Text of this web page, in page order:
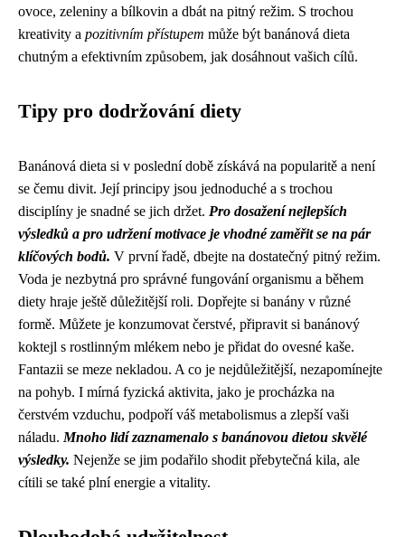
ovoce, zeleniny a bílkovin a dbát na pitný režim. S trochou
kreativity a pozitivním přístupem může být banánová dieta
chutným a efektivním způsobem, jak dosáhnout vašich cílů.
Tipy pro dodržování diety
Banánová dieta si v poslední době získává na popularitě a není
se čemu divit. Její principy jsou jednoduché a s trochou
disciplíny je snadné se jich držet. Pro dosažení nejlepších
výsledků a pro udržení motivace je vhodné zaměřit se na pár
klíčových bodů. V první řadě, dbejte na dostatečný pitný režim.
Voda je nezbytná pro správné fungování organismu a během
diety hraje ještě důležitější roli. Dopřejte si banány v různé
formě. Můžete je konzumovat čerstvé, připravit si banánový
koktejl s rostlinným mlékem nebo je přidat do ovesné kaše.
Fantazii se meze nekladou. A co je nejdůležitější, nezapomínejte
na pohyb. I mírná fyzická aktivita, jako je procházka na
čerstvém vzduchu, podpoří váš metabolismus a zlepší vaši
náladu. Mnoho lidí zaznamenalo s banánovou dietou skvělé
výsledky. Nejenže se jim podařilo shodit přebytečná kila, ale
cítili se také plní energie a vitality.